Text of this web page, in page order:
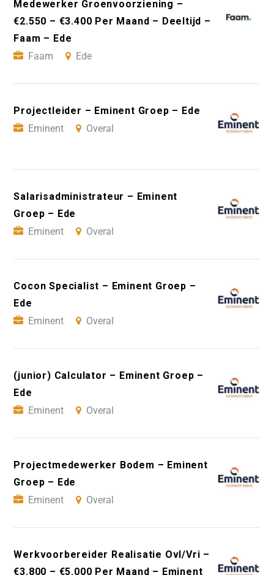
Medewerker Groenvoorziening –
€2.550 – €3.400 Per Maand – Deeltijd –
Faam – Ede
Faam
Ede
Projectleider – Eminent Groep – Ede
Eminent
Overal
Salarisadministrateur – Eminent
Groep – Ede
Eminent
Overal
Cocon Specialist – Eminent Groep –
Ede
Eminent
Overal
(junior) Calculator – Eminent Groep –
Ede
Eminent
Overal
Projectmedewerker Bodem – Eminent
Groep – Ede
Eminent
Overal
Werkvoorbereider Realisatie Ovl/Vri –
€3.800 – €5.000 Per Maand – Eminent